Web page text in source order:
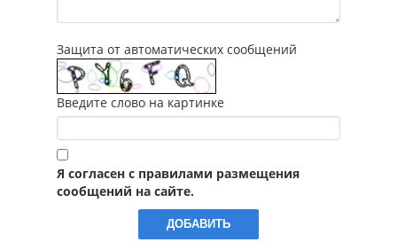
Защита от автоматических сообщений
Введите слово на картинке
Я согласен с правилами размещения
сообщений на сайте.